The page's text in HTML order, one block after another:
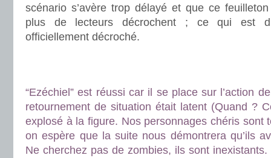
scénario s’avère trop délayé et que ce
plus de lecteurs décrochent ; ce qui est
officiellement décroché.
“Ezéchiel” est réussi car il se place sur l’action
retournement de situation était latent (Quand ?
explosé à la figure. Nos personnages chéris
on espère que la suite nous démontrera qu’ils
Ne cherchez pas de zombies, ils sont